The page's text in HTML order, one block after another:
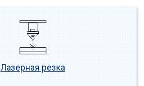
Лазерная резка